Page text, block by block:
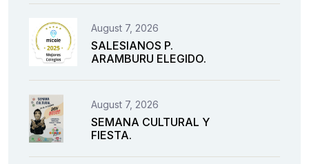
August 7, 2026
SALESIANOS P.
ARAMBURU ELEGIDO.
August 7, 2026
SEMANA CULTURAL Y
FIESTA.